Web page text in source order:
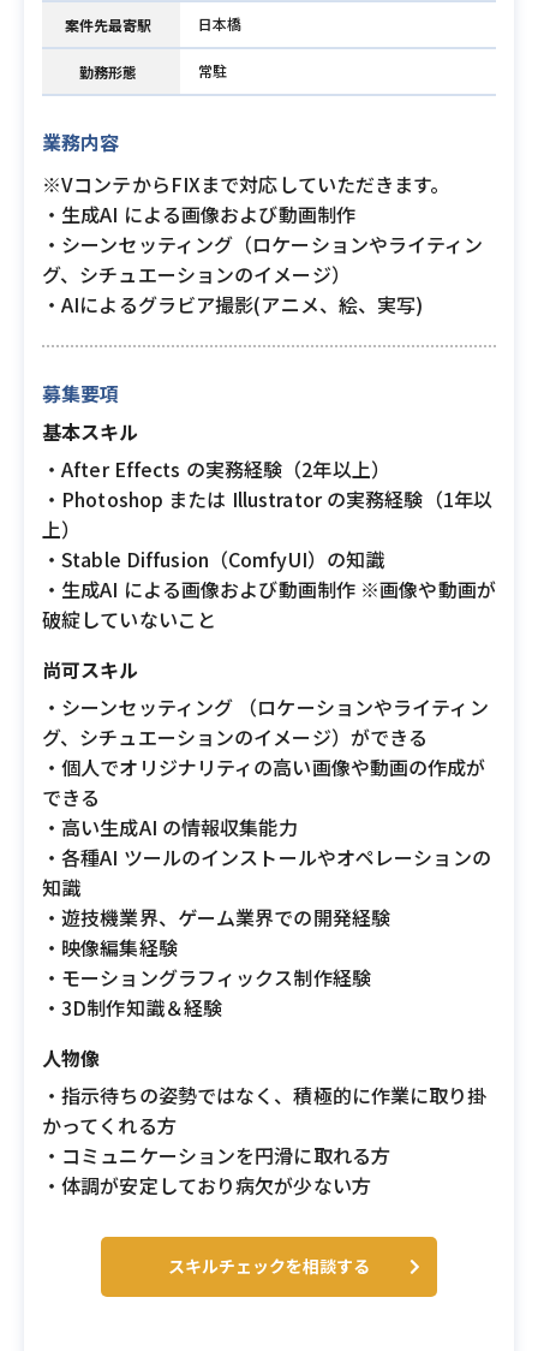
案件先最寄駅 日本橋
勤務形態 常駐
業務内容
※VコンテからFIXまで対応していただきます。
・生成AI による画像および動画制作
・シーンセッティング（ロケーションやライティン
グ、シチュエーションのイメージ）
・AIによるグラビア撮影(アニメ、絵、実写)
募集要項
基本スキル
・After Effects の実務経験（2年以上）
・Photoshop または Illustrator の実務経験（1年以
上）
・Stable Diffusion（ComfyUI）の知識
・生成AI による画像および動画制作 ※画像や動画が
破綻していないこと
尚可スキル
・シーンセッティング （ロケーションやライティン
グ、シチュエーションのイメージ）ができる
・個人でオリジナリティの高い画像や動画の作成が
できる
・高い生成AI の情報収集能力
・各種AI ツールのインストールやオペレーションの
知識
・遊技機業界、ゲーム業界での開発経験
・映像編集経験
・モーショングラフィックス制作経験
・3D制作知識＆経験
人物像
・指示待ちの姿勢ではなく、積極的に作業に取り掛
かってくれる方
・コミュニケーションを円滑に取れる方
・体調が安定しており病欠が少ない方
スキルチェックを相談する